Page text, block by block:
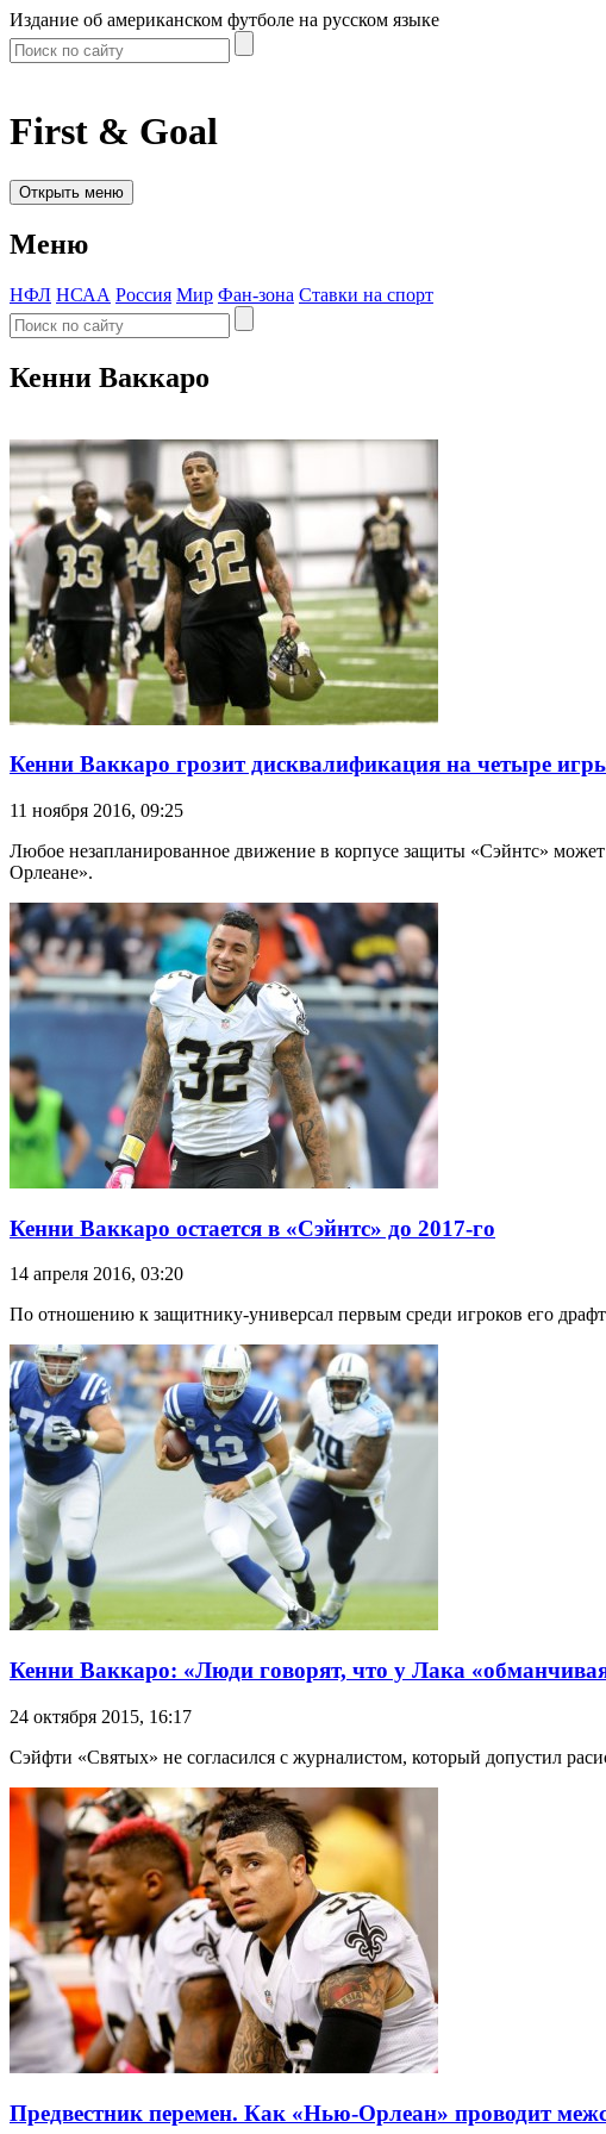
Издание об американском футболе на русском языке
First & Goal
Открыть меню
Меню
НФЛ НСАА Россия Мир Фан-зона Ставки на спорт
Кенни Ваккаро
Кенни Ваккаро грозит дисквалификация на четыре
11 ноября 2016, 09:25
Любое незапланированное движение в корпусе защиты «Сэйнтс»
Орлеане».
Кенни Ваккаро остается в «Сэйнтс» до 2017-го
14 апреля 2016, 03:20
По отношению к защитнику-универсал первым среди игроков его
Кенни Ваккаро: «Люди говорят, что у Лака
24 октября 2015, 16:17
Сэйфти «Святых» не согласился с журналистом, который допустил
Предвестник перемен. Как «Нью-Орлеан» проводит